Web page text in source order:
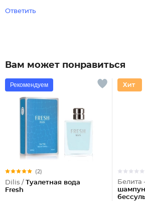
Ответить
Вам может понравиться
Рекомендуем
(2)
Dilis / Туалетная вода
Fresh
Белита